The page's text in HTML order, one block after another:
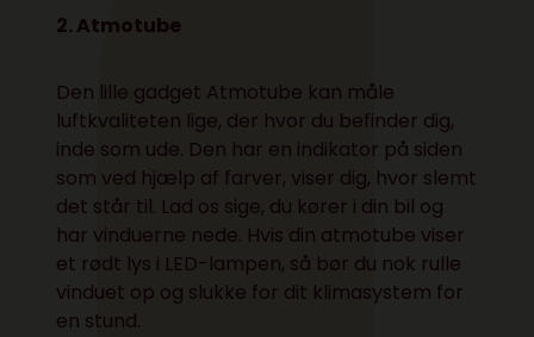
2. Atmotube
Den lille gadget Atmotube kan måle
luftkvaliteten lige, der hvor du befinder dig,
inde som ude. Den har en indikator på siden
som ved hjælp af farver, viser dig, hvor slemt
det står til. Lad os sige, du kører i din bil og
har vinduerne nede. Hvis din atmotube viser
et rødt lys i LED-lampen, så bør du nok rulle
vinduet op og slukke for dit klimasystem for
en stund.